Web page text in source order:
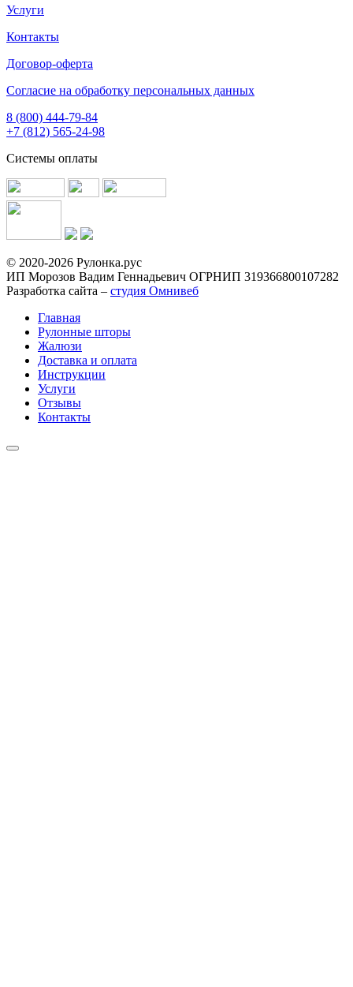
Услуги
Контакты
Договор-оферта
Согласие на обработку персональных данных
8 (800) 444-79-84
+7 (812) 565-24-98
Системы оплаты
© 2020-2026 Рулонка.рус
ИП Морозов Вадим Геннадьевич ОГРНИП 319366800107282
Разработка сайта – студия Омнивеб
Главная
Рулонные шторы
Жалюзи
Доставка и оплата
Инструкции
Услуги
Отзывы
Контакты